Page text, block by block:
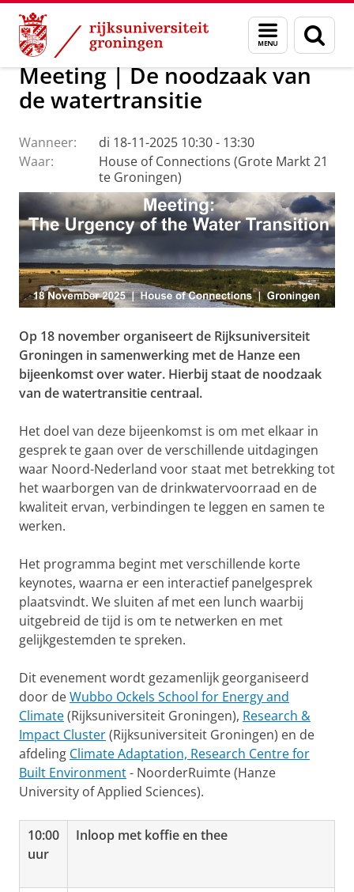
Skip
Content
Skip
Navigation
Menu
en
zoeken
Over ons Actueel Evenementen
Meeting | De noodzaak van
de watertransitie
Wanneer:
di 18-11-2025 10:30 - 13:30
Waar:
House of Connections (Grote Markt 21
te Groningen)
Op 18 november organiseert de Rijksuniversiteit
Groningen in samenwerking met de Hanze een
bijeenkomst over water. Hierbij staat de noodzaak
van de watertransitie centraal.
Het doel van deze bijeenkomst is om met elkaar in
gesprek te gaan over de verschillende uitdagingen
waar Noord-Nederland voor staat met betrekking tot
het waarborgen van de drinkwatervoorraad en de
kwaliteit ervan, verbindingen te leggen en samen te
werken.
Het programma begint met verschillende korte
keynotes, waarna er een interactief panelgesprek
plaatsvindt. We sluiten af met een lunch waarbij
uitgebreid de tijd is om te netwerken en met
gelijkgestemden te spreken.
Dit evenement wordt gezamenlijk georganiseerd
door deWubbo Ockels School for Energy and
Climate(Rijksuniversiteit Groningen), Research &
Impact Cluster(Rijksuniversiteit Groningen) en de
afdeling Climate Adaptation, Research Centre for
Built Environment- NoorderRuimte (Hanze
University of Applied Sciences).
10:00
uur
Inloop met koffie en thee